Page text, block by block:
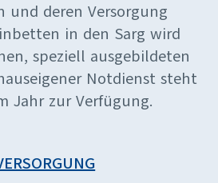
und deren Versorgung
in den Sarg wird
speziell ausgebildeten
Notdienst steht
Jahr zur Verfügung.